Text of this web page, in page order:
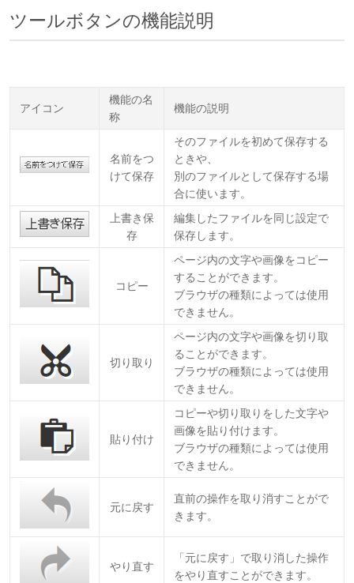
ツールボタンの機能説明
アイコン
機能の名
称
機能の説明
名前をつ
けて保存
そのファイルを初めて保存する
ときや、
別のファイルとして保存する場
合に使います。
上書き保
存
編集したファイルを同じ設定で
保存します。
コピー
ページ内の文字や画像をコピー
することができます。
ブラウザの種類によっては使用
できません。
切り取り
ページ内の文字や画像を切り取
ることができます。
ブラウザの種類によっては使用
できません。
貼り付け
コピーや切り取りをした文字や
画像を貼り付けます。
ブラウザの種類によっては使用
できません。
元に戻す
直前の操作を取り消すことがで
きます。
やり直す
「元に戻す」で取り消した操作
をやり直すことができます。